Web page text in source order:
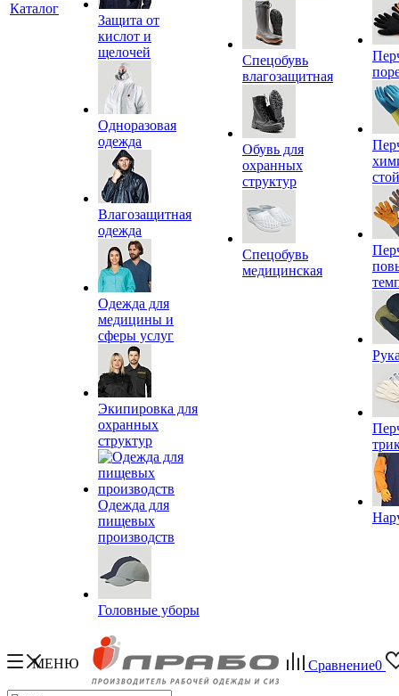
Каталог
Защита от
кислот и
щелочей
Одноразовая
одежда
Влагозащитная
одежда
Одежда для
медицины и
сферы услуг
Экипировка для
охранных
структур
Одежда для
пищевых
производств
Головные уборы
Спецобувь
влагозащитная
Обувь для
охранных
структур
Спецобувь
медицинская
МЕНЮ Сравнение0